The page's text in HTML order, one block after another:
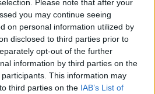
Please note that after your
you may continue seeing
on personal information utilized by
disclosed to third parties prior to
opt-out of the further
information by third parties on the
participants. This information may
third parties on the IAB’s List of
Iti Olbia
Iti Progetto
Mario Cervo Olbia
Quartiere Sacra Famiglia